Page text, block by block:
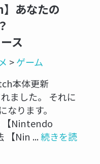
あなたの
ス
>ゲーム
本体更新
ました。 それに
ります。
【Nintendo
【Nin ...続きを読